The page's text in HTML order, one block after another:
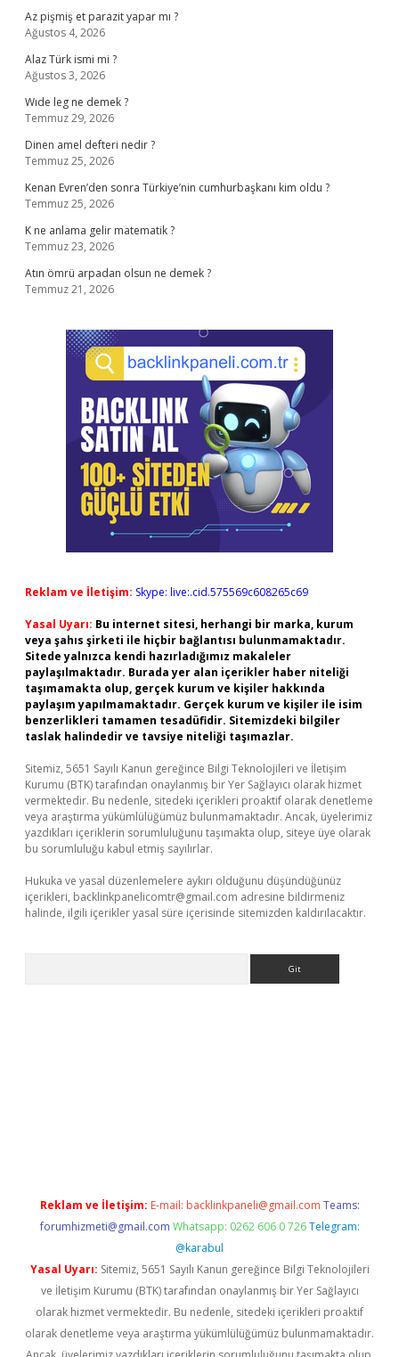
Az pişmiş et parazit yapar mı ?
Ağustos 4, 2026
Alaz Türk ismi mi ?
Ağustos 3, 2026
Wıde leg ne demek ?
Temmuz 29, 2026
Dinen amel defteri nedir ?
Temmuz 25, 2026
Kenan Evren’den sonra Türkiye’nin cumhurbaşkanı kim oldu ?
Temmuz 25, 2026
K ne anlama gelir matematik ?
Temmuz 23, 2026
Atın ömrü arpadan olsun ne demek ?
Temmuz 21, 2026
Reklam ve İletişim: Skype: live:.cid.575569c608265c69
Yasal Uyarı: Bu internet sitesi, herhangi bir marka, kurum
veya şahıs şirketi ile hiçbir bağlantısı bulunmamaktadır.
Sitede yalnızca kendi hazırladığımız makaleler
paylaşılmaktadır. Burada yer alan içerikler haber niteliği
taşımamakta olup, gerçek kurum ve kişiler hakkında
paylaşım yapılmamaktadır. Gerçek kurum ve kişiler ile isim
benzerlikleri tamamen tesadüfidir. Sitemizdeki bilgiler
taslak halindedir ve tavsiye niteliği taşımazlar.
Sitemiz, 5651 Sayılı Kanun gereğince Bilgi Teknolojileri ve İletişim
Kurumu (BTK) tarafından onaylanmış bir Yer Sağlayıcı olarak hizmet
vermektedir. Bu nedenle, sitedeki içerikleri proaktif olarak denetleme
veya araştırma yükümlülüğümüz bulunmamaktadır. Ancak, üyelerimiz
yazdıkları içeriklerin sorumluluğunu taşımakta olup, siteye üye olarak
bu sorumluluğu kabul etmiş sayılırlar.
Hukuka ve yasal düzenlemelere aykırı olduğunu düşündüğünüz
içerikleri, backlinkpanelicomtr@gmail.com adresine bildirmeniz
halinde, ilgili içerikler yasal süre içerisinde sitemizden kaldırılacaktır.
Reklam ve İletişim: E-mail: backlinkpaneli@gmail.com Teams:
forumhizmeti@gmail.com Whatsapp: 0262 606 0 726 Telegram:
@karabul
Yasal Uyarı: Sitemiz, 5651 Sayılı Kanun gereğince Bilgi Teknolojileri
ve İletişim Kurumu (BTK) tarafından onaylanmış bir Yer Sağlayıcı
olarak hizmet vermektedir. Bu nedenle, sitedeki içerikleri proaktif
olarak denetleme veya araştırma yükümlülüğümüz bulunmamaktadır.